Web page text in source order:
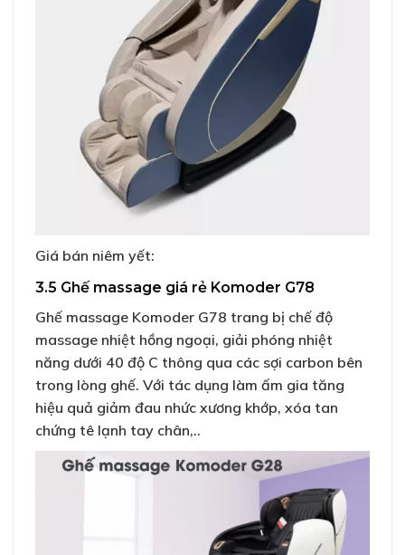
Giá bán niêm yết:
3.5 Ghế massage giá rẻ Komoder G78
Ghế massage Komoder G78 trang bị chế độ
massage nhiệt hồng ngoại, giải phóng nhiệt
năng dưới 40 độ C thông qua các sợi carbon bên
trong lòng ghế. Với tác dụng làm ấm gia tăng
hiệu quả giảm đau nhức xương khớp, xóa tan
chứng tê lạnh tay chân,..